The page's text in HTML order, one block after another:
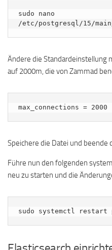
sudo nano
/etc/postgresql/15/
Ändere die Standardeinstellung
auf 2000m, die von Zammad
max_connections = 2000
Speichere die Datei und beende
Führe nun den folgenden
neu zu starten und die
sudo systemctl restart